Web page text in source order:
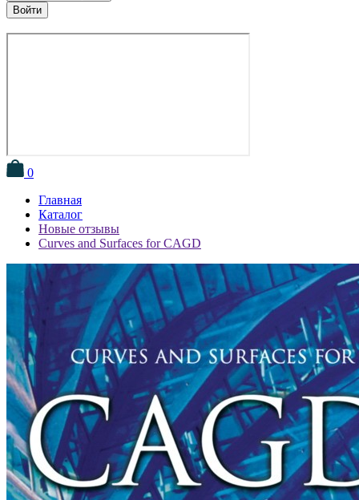
Войти
0
Главная
Каталог
Новые отзывы
Curves and Surfaces for CAGD